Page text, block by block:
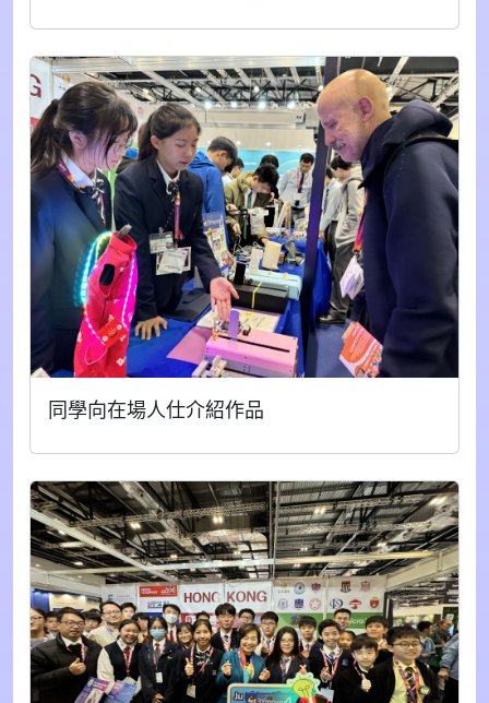
同學向在場人仕介紹作品